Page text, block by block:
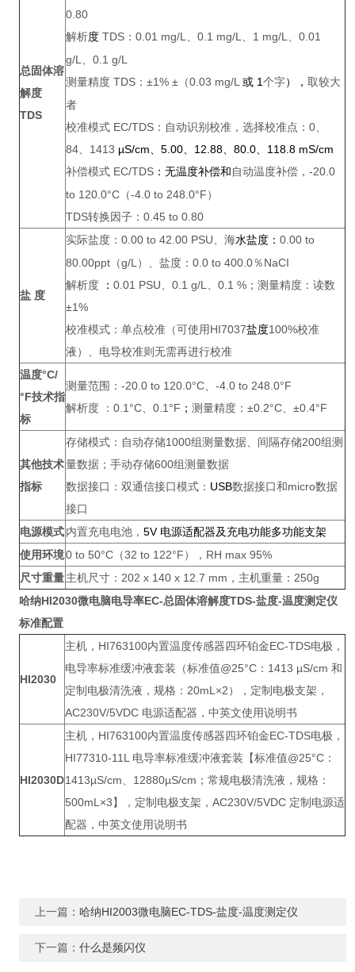
总固体溶
解度
TDS
0.80
解析度 TDS：0.01 mg/L、0.1 mg/L、1 mg/L、0.01
g/L、0.1 g/L
测量精度 TDS：±1% ±（0.03 mg/L 或1个字）， 取较大
者
校准模式 EC/TDS：自动识别校准，选择校准点：0、
84、1413 µS/cm、5.00、12.88、80.0、118.8mS/cm
补偿模式 EC/TDS： 无温度补偿和 自动温度补偿，-20.0
to 120.0°C（-4.0 to 248.0°F）
TDS转换因子：0.45 to 0.80
盐 度
实际盐度：0.00 to 42.00 PSU、海水盐度： 0.00 to
80.00ppt（g/L）、盐度：0.0 to 400.0％NaCI
解析度
： 0.01 PSU、0.1 g/L、0.1 %；测量精度：读数
±1%
校准模式：单点校准（可使用HI7037盐度100%校准
液）、电导校准则无需再进行校准
温度°C/
°F技术指
标
测量范围：-20.0 to 120.0°C、-4.0 to 248.0°F
解析度 ：0.1°C、0.1°F ； 测量精度：±0.2°C、±0.4°F
其他技术
指标
存储模式：自动存储1000组测量数据、间隔存储200组测
量数据；手动存储600组测量数据
数据接口：双通信接口模式： USB数据接口和micro数据
接口
电源模式内置充电电池， 5V电源适配器及充电功能多功能支架
使用环境0 to 50°C（32 to 122°F），RH max 95%
尺寸重量主机尺寸：202 x 140 x 12.7 mm，主机重量：250g
哈纳HI2030微电脑电导率EC-总固体溶解度TDS-盐度-温度测定仪
标准配置
HI2030
主机，HI763100内置温度传感器四环铂金EC-TDS电极，
电导率标准缓冲液套装（标准值@25°C：1413 µS/cm 和
定制电极清洗液，规格：20mL×2），定制电极支架，
AC230V/5VDC 电源适配器，中英文使用说明书
HI2030D
主机，HI763100内置温度传感器四环铂金EC-TDS电极，
HI77310-11L 电导率标准缓冲液套装【标准值@25°C：
1413µS/cm、12880µS/cm；常规电极清洗液，规格：
500mL×3】，定制电极支架，AC230V/5VDC 定制电源适
配器，中英文使用说明书
上一篇： 哈纳HI2003微电脑EC-TDS-盐度-温度测定仪
下一篇： 什么是频闪仪